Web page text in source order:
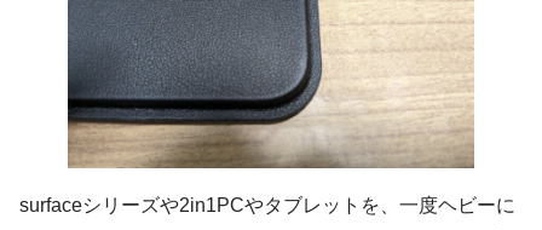
surfaceシリーズや2in1PCやタブレットを、一度ヘビーに